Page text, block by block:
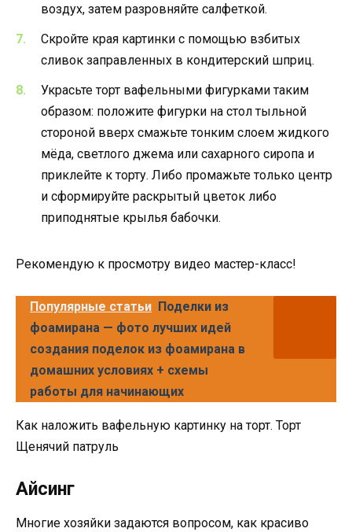
воздух, затем разровняйте салфеткой.
Скройте края картинки с помощью взбитых
сливок заправленных в кондитерский шприц.
Украсьте торт вафельными фигурками таким
образом: положите фигурки на стол тыльной
стороной вверх смажьте тонким слоем жидкого
мёда, светлого джема или сахарного сиропа и
приклейте к торту. Либо промажьте только центр
и сформируйте раскрытый цветок либо
приподнятые крылья бабочки.
Рекомендую к просмотру видео мастер-класс!
Популярные статьи Поделки из
фоамирана — фото лучших идей
создания поделок из фоамирана в
домашних условиях + схемы
работы для начинающих
Как наложить вафельную картинку на торт. Торт
Щенячий патруль
Айсинг
Многие хозяйки задаются вопросом, как красиво